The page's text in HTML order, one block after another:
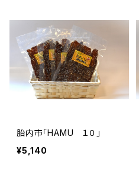
胎内市「HAMU １０」
¥5,140